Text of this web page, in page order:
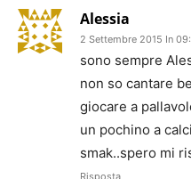
Alessia
2 Settembre 2015 In
sono sempre
non so cantare
giocare a
un pochino a
smak..spero mi
Risposta